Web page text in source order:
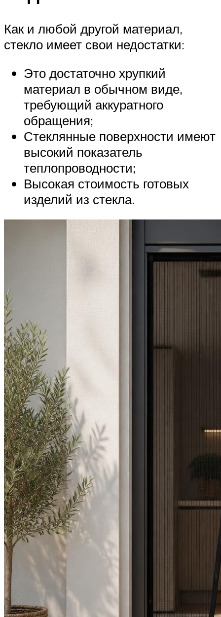
Как и любой другой материал,
стекло имеет свои недостатки:
Это достаточно хрупкий
материал в обычном виде,
требующий аккуратного
обращения;
Стеклянные поверхности имеют
высокий показатель
теплопроводности;
Высокая стоимость готовых
изделий из стекла.